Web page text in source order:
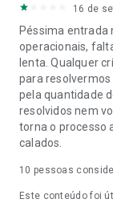
16 de
Péssima entrada
operacionais,
lenta. Qualquer
para
pela quantidade
resolvidos nem
torna o processo
calados.
10 pessoas
Este conteúdo foi